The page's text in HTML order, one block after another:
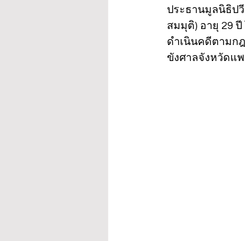
ประธานมูลนิธิป
สมมุติ) อายุ 29
ดำเนินคดีตามก
ขังศาลจังหวัดแ